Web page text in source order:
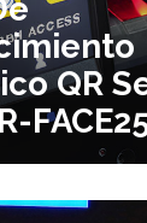
QR